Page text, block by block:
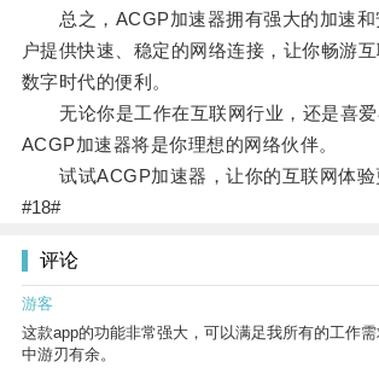
总之，ACGP加速器拥有强大的加速和
户提供快速、稳定的网络连接，让你畅游
数字时代的便利。
无论你是工作在互联网行业，还是喜爱
ACGP加速器将是你理想的网络伙伴。
试试ACGP加速器，让你的互联网体验
#18#
评论
游客
这款app的功能非常强大，可以满足我所有的工作
中游刃有余。